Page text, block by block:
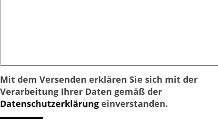
Mit dem Versenden erklären Sie sich mit der
Verarbeitung Ihrer Daten gemäß der
Datenschutzerklärung einverstanden.